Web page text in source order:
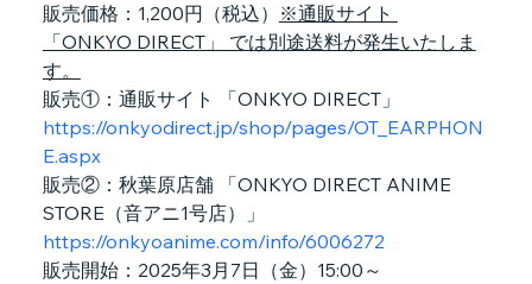
販売価格：1,200円（税込） ※通販サイト
「ONKYO DIRECT」 では別途送料が発生いたしま
す。
販売①：通販サイト 「ONKYO DIRECT」
https://onkyodirect.jp/shop/pages/OT_EARPHON
E.aspx
販売②：秋葉原店舗 「ONKYO DIRECT ANIME
STORE（音アニ1号店）」
https://onkyoanime.com/info/6006272
販売開始：2025年3月7日（金）15:00～